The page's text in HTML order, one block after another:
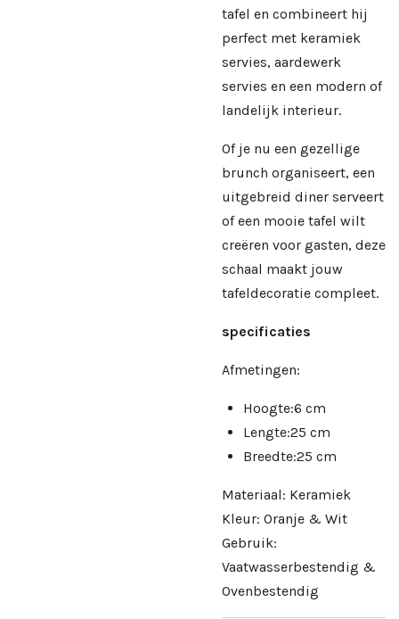
tafel en combineert hij
perfect met keramiek
servies, aardewerk
servies en een modern of
landelijk interieur.
Of je nu een gezellige
brunch organiseert, een
uitgebreid diner serveert
of een mooie tafel wilt
creëren voor gasten, deze
schaal maakt jouw
tafeldecoratie compleet.
specificaties
Afmetingen:
Hoogte:6 cm
Lengte:25 cm
Breedte:25 cm
Materiaal: Keramiek
Kleur: Oranje & Wit
Gebruik:
Vaatwasserbestendig &
Ovenbestendig